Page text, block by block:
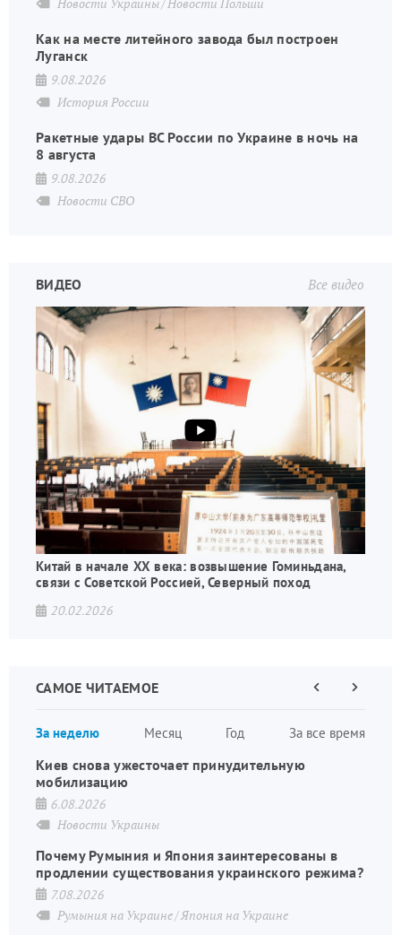
Новости Украины Новости Польши
Как на месте литейного завода был построен
Луганск
9.08.2026
История России
Ракетные удары ВС России по Украине в ночь на
8 августа
9.08.2026
Новости СВО
Все видео
ВИДЕО
Китай в начале XX века: возвышение Гоминьдана,
связи с Советской Россией, Северный поход
20.02.2026
САМОЕ ЧИТАЕМОЕ
За неделю Месяц Год За все время
страниц
ПредыдущаяСледующая
Киев снова ужесточает принудительную
мобилизацию
6.08.2026
Новости Украины
Почему Румыния и Япония заинтересованы в
продлении существования украинского режима?
7.08.2026
Румыния на Украине Япония на Украине